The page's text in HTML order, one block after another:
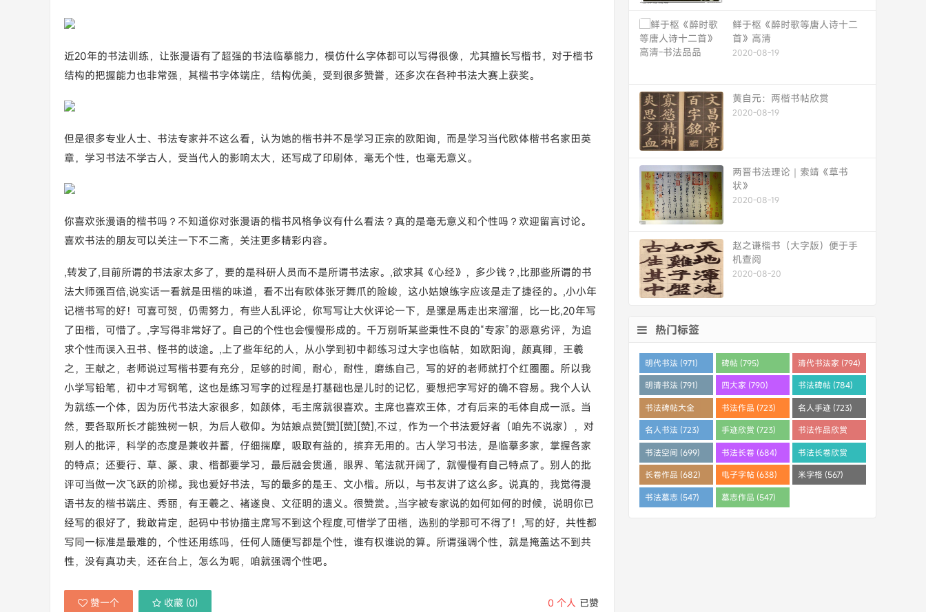
近20年的书法训练，让张漫语有了超强的书法临摹能力，模仿什么字体都可以写得很像，尤其擅长写楷书，对于楷书
结构的把握能力也非常强，其楷书字体端庄，结构优美，受到很多赞誉，还多次在各种书法大赛上获奖。
但是很多专业人士、书法专家并不这么看，认为她的楷书并不是学习正宗的欧阳询，而是学习当代欧体楷书名家田英
章，学习书法不学古人，受当代人的影响太大，还写成了印刷体，毫无个性，也毫无意义。
你喜欢张漫语的楷书吗？不知道你对张漫语的楷书风格争议有什么看法？真的是毫无意义和个性吗？欢迎留言讨论。
喜欢书法的朋友可以关注一下不二斋，关注更多精彩内容。
,转发了,目前所谓的书法家太多了，要的是科研人员而不是所谓书法家。,欲求其《心经》，多少钱？,比那些所谓的书
法大师强百倍,说实话一看就是田楷的味道，看不出有欧体张牙舞爪的险峻，这小姑娘练字应该是走了捷径的。,小小年
记楷书写的好！可喜可贺，仍需努力，有些人乱评论，你写写让大伙评论一下，是骡是馬走出来溜溜，比一比,20年写
了田楷，可惜了。,字写得非常好了。自己的个性也会慢慢形成的。千万别听某些秉性不良的“专家”的恶意劣评，为追
求个性而误入丑书、怪书的歧途。,上了些年纪的人，从小学到初中都练习过大字也临帖，如欧阳询，颜真卿，王羲
之，王献之，老师说过写楷书要有充分，足够的时间，耐心，耐性，磨练自己，写的好的老师就打个红圈圈。所以我
小学写铅笔，初中才写钢笔，这也是练习写字的过程是打基础也是儿时的记忆，要想把字写好的确不容易。我个人认
为就练一个体，因为历代书法大家很多，如颜体，毛主席就很喜欢。主席也喜欢王体，才有后来的毛体自成一派。当
然，要各取所长才能独树一帜，为后人敬仰。为姑娘点赞[赞][赞][赞],不过，作为一个书法爱好者（咱先不说家），对
别人的批评，科学的态度是兼收并蓄，仔细揣摩，吸取有益的，摈弃无用的。古人学习书法，是临摹多家，掌握各家
的特点；还要行、草、篆、隶、楷都要学习，最后融会贯通，眼界、笔法就开阔了，就慢慢有自己特点了。别人的批
评可当做一次飞跃的阶梯。我也爱好书法，写的最多的是王、文小楷。所以，与书友讲了这么多。说真的，我觉得漫
语书友的楷书端庄、秀丽，有王羲之、褚遂良、文征明的遗义。很赞赏。,当字被专家说的如何如何的时候，说明你已
经写的很好了，我敢肯定，起码中书协描主席写不到这个程度,可惜学了田楷，选别的学那可不得了！,写的好，共性都
写同一标准是最难的，个性还用练吗，任何人随便写都是个性，谁有权谁说的算。所谓强调个性，就是掩盖达不到共
性，没有真功夫，还在台上，怎么为呢，咱就强调个性吧。
0 个人 已赞
赞一个 收藏 (0)
鲜于枢《醉时歌等唐人诗十二
首》高清
2020-08-19
黄自元：两楷书帖欣赏
2020-08-19
两晋书法理论｜索靖《草书
状》
2020-08-19
赵之谦楷书（大字版）便于手
机查阅
2020-08-20
热门标签
明代书法 (971) 碑帖 (795) 清代书法家 (794)
明清书法 (791) 四大家 (790) 书法碑帖 (784)
书法碑帖大全
(784)
书法作品 (723) 名人手迹 (723)
名人书法 (723) 手迹欣赏 (723)
书法作品欣赏
(710)
书法空间 (699) 书法长卷 (684)
书法长卷欣赏
(682)
长卷作品 (682) 电子字帖 (638) 米字格 (567)
书法墓志 (547) 墓志作品 (547)